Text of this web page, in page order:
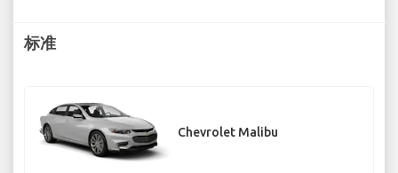
标准
Chevrolet Malibu